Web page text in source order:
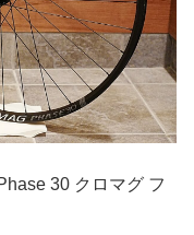
30 クロマグ フ